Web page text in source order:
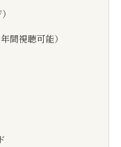
間視聴可能）